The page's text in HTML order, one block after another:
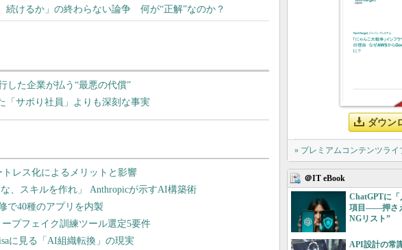
続けるか」の終わらない論争 何が“正解”なのか？
した企業が払う“最悪の代償”
「サボり社員」よりも深刻な事実
ダウン
» プレミアムコンテンツライ
＠IT eBook
ChatGPTに
項目――押さ
NGリスト”
API設計の常